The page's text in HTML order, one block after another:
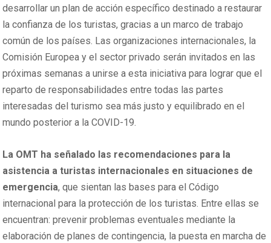
desarrollar un plan de acción específico destinado a restaurar
la confianza de los turistas, gracias a un marco de trabajo
común de los países. Las organizaciones internacionales, la
Comisión Europea y el sector privado serán invitados en las
próximas semanas a unirse a esta iniciativa para lograr que el
reparto de responsabilidades entre todas las partes
interesadas del turismo sea más justo y equilibrado en el
mundo posterior a la COVID-19.
La OMT ha señalado las recomendaciones para la
asistencia a turistas internacionales en situaciones de
emergencia, que sientan las bases para el Código
internacional para la protección de los turistas. Entre ellas se
encuentran: prevenir problemas eventuales mediante la
elaboración de planes de contingencia, la puesta en marcha de